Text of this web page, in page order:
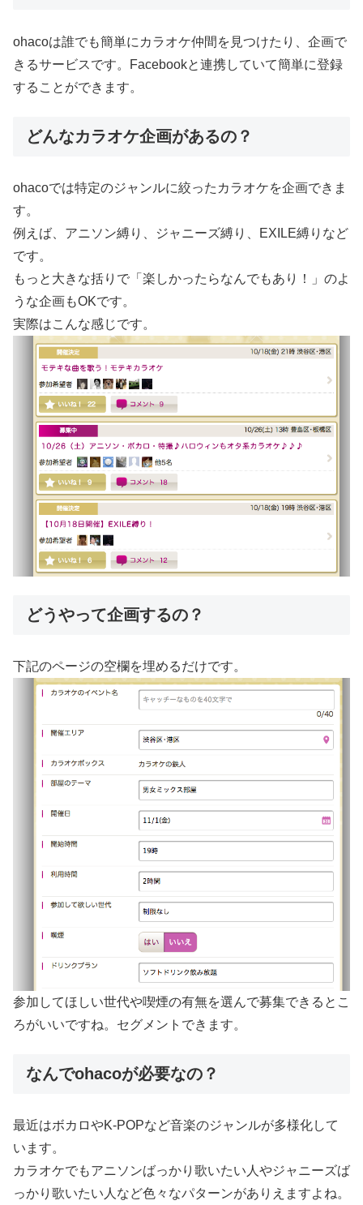
ohacoは誰でも簡単にカラオケ仲間を見つけたり、企画で
きるサービスです。Facebookと連携していて簡単に登録
することができます。
どんなカラオケ企画があるの？
ohacoでは特定のジャンルに絞ったカラオケを企画できま
す。
例えば、アニソン縛り、ジャニーズ縛り、EXILE縛りなど
です。
もっと大きな括りで「楽しかったらなんでもあり！」のよ
うな企画もOKです。
実際はこんな感じです。
どうやって企画するの？
下記のページの空欄を埋めるだけです。
参加してほしい世代や喫煙の有無を選んで募集できるとこ
ろがいいですね。セグメントできます。
なんでohacoが必要なの？
最近はボカロやK-POPなど音楽のジャンルが多様化して
います。
カラオケでもアニソンばっかり歌いたい人やジャニーズば
っかり歌いたい人など色々なパターンがありえますよね。